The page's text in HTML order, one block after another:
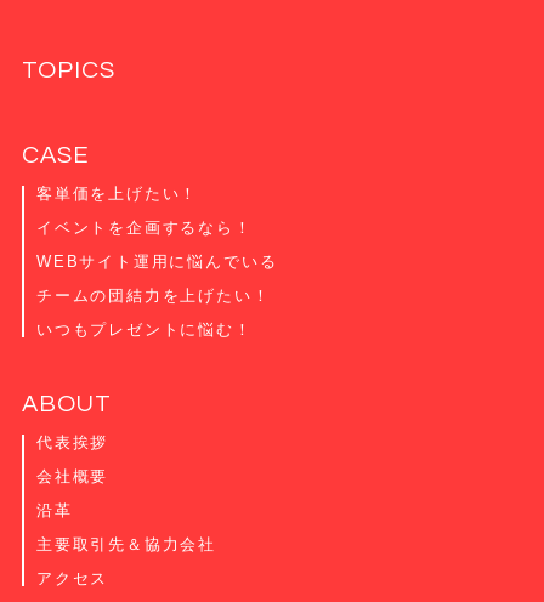
TOPICS
CASE
客単価を上げたい！
イベントを企画するなら！
WEBサイト運用に悩んでいる
チームの団結力を上げたい！
いつもプレゼントに悩む！
ABOUT
代表挨拶
会社概要
沿革
主要取引先＆協力会社
アクセス